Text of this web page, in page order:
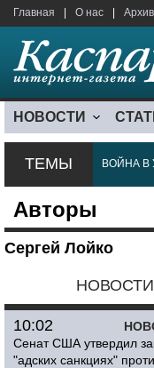
Главная О нас Архив
НОВОСТИ
ТЕМЫ ВОЙНА В
Авторы
Сергей Лойко
НОВОСТИ
10:02
Сенат США утвердил
"адских санкциях"